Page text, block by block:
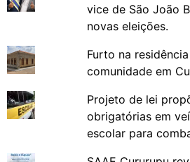
vice de São João
novas eleições.
Furto na
comunidade em
Projeto de lei
obrigatórias em
escolar para